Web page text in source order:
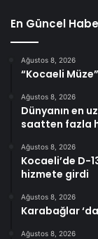
En Güncel
Ağustos 8, 2026
“Kocaeli
Ağustos 8, 2026
Dünyanın en
saatten fazla
Ağustos 8, 2026
Kocaeli’de D-
hizmete girdi
Ağustos 8, 2026
Karabağlar
Ağustos 8, 2026